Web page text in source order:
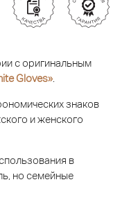
с оригинальным
Gloves»
знаков
и женского
в
но семейные